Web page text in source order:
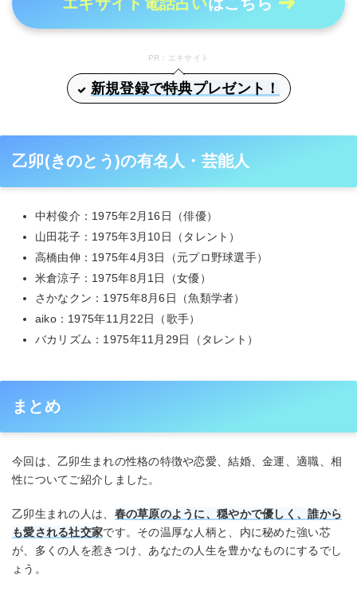
PR：エキサイト
新規登録で特典プレゼント！
乙卯(きのとう)の有名人・芸能人
中村俊介：1975年2月16日（俳優）
山田花子：1975年3月10日（タレント）
高橋由伸：1975年4月3日（元プロ野球選手）
米倉涼子：1975年8月1日（女優）
さかなクン：1975年8月6日（魚類学者）
aiko：1975年11月22日（歌手）
バカリズム：1975年11月29日（タレント）
まとめ
今回は、乙卯生まれの性格の特徴や恋愛、結婚、金運、適職、相
性についてご紹介しました。
乙卯生まれの人は、 春の草原のように、穏やかで優しく、誰から
も愛される社交家です。その温厚な人柄と、内に秘めた強い芯
が、多くの人を惹きつけ、あなたの人生を豊かなものにするでし
ょう。